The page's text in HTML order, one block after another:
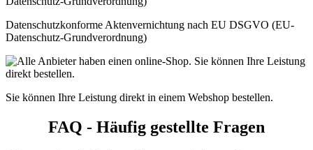
Datenschutzkonforme Aktenvernichtung nach EU DSGVO (EU-
Datenschutz-Grundverordnung)
Sie können Ihre Leistung direkt in einem Webshop bestellen.
FAQ - Häufig gestellte Fragen